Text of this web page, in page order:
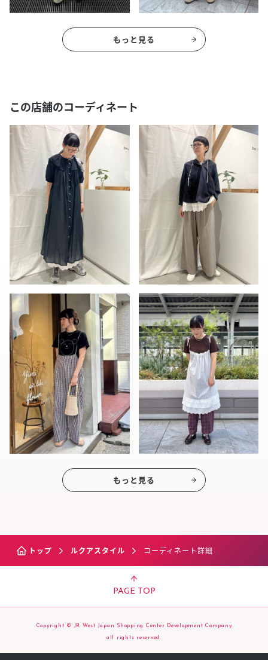
もっと見る
この店舗のコーディネート
もっと見る
トップ ルクアスタイル コーディネート詳細
PAGE TOP
Copyright © JR West Japan Shopping Center Development Company
all rights reserved.